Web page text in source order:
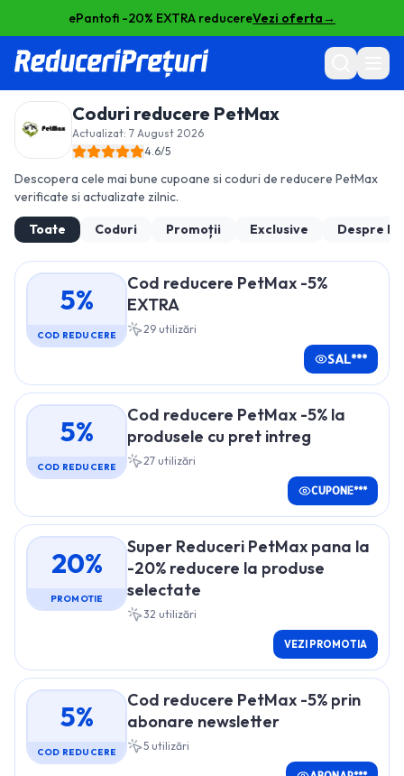
ePantofi -20% EXTRA reducereVezi oferta→
Coduri reducere PetMax
Actualizat: 7 August 2026
4.6/5
Descopera cele mai bune cupoane si coduri de reducere PetMax
verificate si actualizate zilnic.
Toate
Coduri Promoții Exclusive Despre
5%
COD REDUCERE
Cod reducere PetMax -5%
EXTRA
29 utilizări
SAL***
5%
COD REDUCERE
Cod reducere PetMax -5% la
produsele cu pret intreg
27 utilizări
CUPONE***
20%
PROMOTIE
Super Reduceri PetMax pana la
-20% reducere la produse
selectate
32 utilizări
VEZI PROMOTIA
5%
COD REDUCERE
Cod reducere PetMax -5% prin
abonare newsletter
5 utilizări